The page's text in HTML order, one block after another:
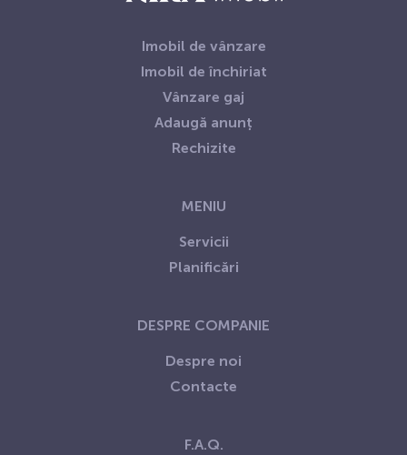
Imobil de vânzare
Imobil de închiriat
Vânzare gaj
Adaugă anunț
Rechizite
MENIU
Servicii
Planificări
DESPRE COMPANIE
Despre noi
Contacte
F.A.Q.